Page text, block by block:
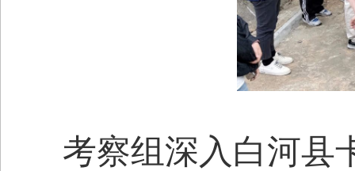
考察组深入白河县